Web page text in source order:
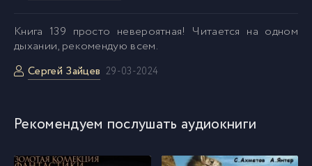
Kнига 139 просто невероятная! Читается на одном
дыхании, рекомендую всем.
Сергей Зайцев 29-03-2024
Рекомендуем послушать аудиокниги